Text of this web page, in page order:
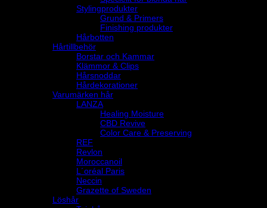
Stylingprodukter
Grund & Primers
Finishing produkter
Hårbotten
Hårtillbehör
Borstar och Kammar
Klämmor & Clips
Hårsnoddar
Hårdekorationer
Varumärken hår
LANZA
Healing Moisture
CBD Revive
Color Care & Preserving
REF
Revlon
Moroccanoil
L´oréal Paris
Neccin
Grazette of Sweden
Löshår